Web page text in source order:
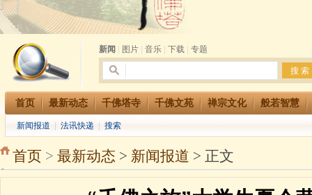
[法讯]
千佛塔寺兴建佛学院综合大楼缘起
[法讯]
共赴华藏世界 进入最后七天倒计时 殊胜华严法会 快快同享富贵庄严海
[法讯] 千佛塔寺阅藏堂周末阅藏报名通知
新闻
图片 音乐 下载 专题
首页 最新动态 千佛塔寺 千佛文苑 禅宗文化 般若智慧
新闻报道 法讯快递 搜索
首页 > 最新动态 > 新闻报道 > 正文